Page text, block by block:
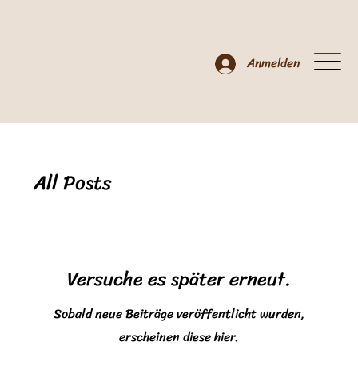
Anmelden
All Posts
Versuche es später erneut.
Sobald neue Beiträge veröffentlicht wurden,
erscheinen diese hier.